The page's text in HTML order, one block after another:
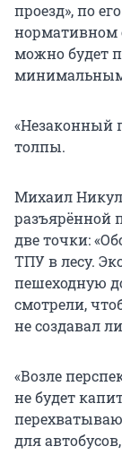
проезд», по
нормативном
можно будет
минимальным
«Незаконный
толпы.
Михаил
разъярённой
две точки:
ТПУ в лесу.
пешеходную
смотрели,
не создавал
«Возле
не будет
для